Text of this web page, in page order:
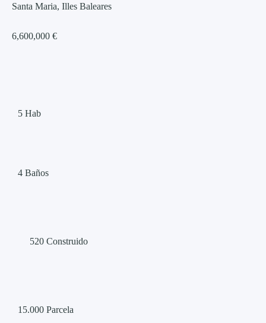
Santa Maria, Illes Baleares
6,600,000 €
5 Hab
4 Baños
520 Construido
15.000 Parcela